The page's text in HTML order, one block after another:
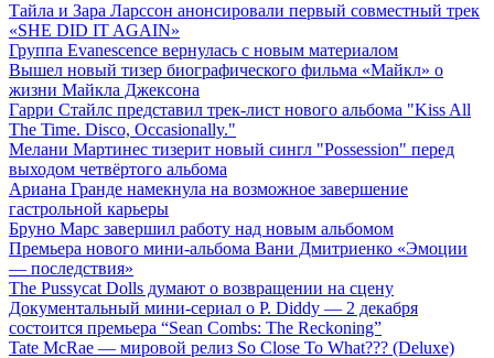
Тайла и Зара Ларссон анонсировали первый совместный трек
«SHE DID IT AGAIN»
Группа Evanescence вернулась с новым материалом
Вышел новый тизер биографического фильма «Майкл» о
жизни Майкла Джексона
Гарри Стайлс представил трек-лист нового альбома "Kiss All
The Time. Disco, Occasionally."
Мелани Мартинес тизерит новый сингл "Possession" перед
выходом четвёртого альбома
Ариана Гранде намекнула на возможное завершение
гастрольной карьеры
Бруно Марс завершил работу над новым альбомом
Премьера нового мини-альбома Вани Дмитриенко «Эмоции
— последствия»
The Pussycat Dolls думают о возвращении на сцену
Документальный мини-сериал о P. Diddy — 2 декабря
состоится премьера “Sean Combs: The Reckoning”
Tate McRae — мировой релиз So Close To What??? (Deluxe)